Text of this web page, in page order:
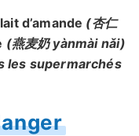
d’amande (杏仁
(燕麦奶 yànmài nǎi)
les supermarchés